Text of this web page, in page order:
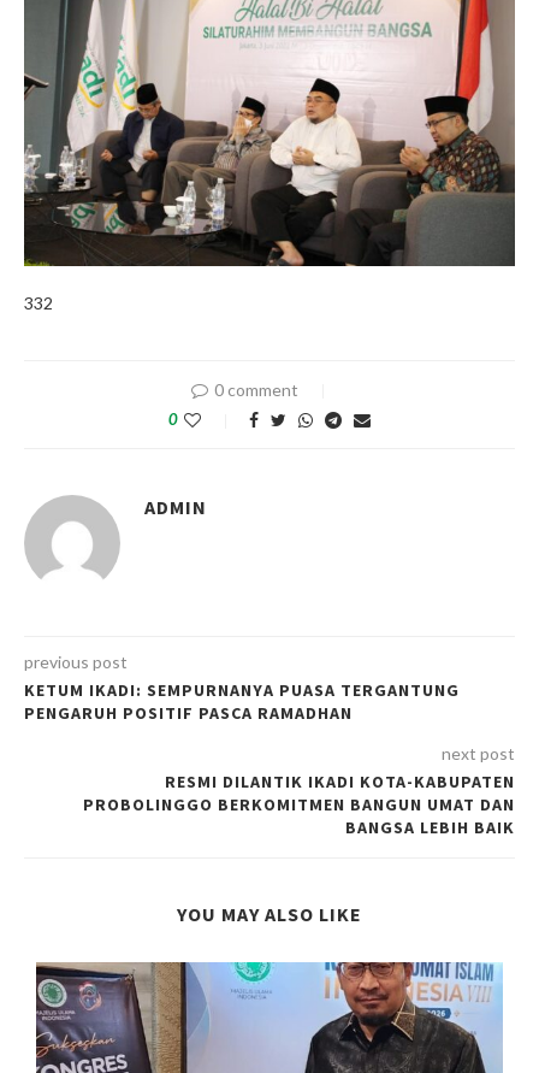
332
0 comment
0
ADMIN
previous post
KETUM IKADI: SEMPURNANYA PUASA TERGANTUNG
PENGARUH POSITIF PASCA RAMADHAN
next post
RESMI DILANTIK IKADI KOTA-KABUPATEN
PROBOLINGGO BERKOMITMEN BANGUN UMAT DAN
BANGSA LEBIH BAIK
YOU MAY ALSO LIKE